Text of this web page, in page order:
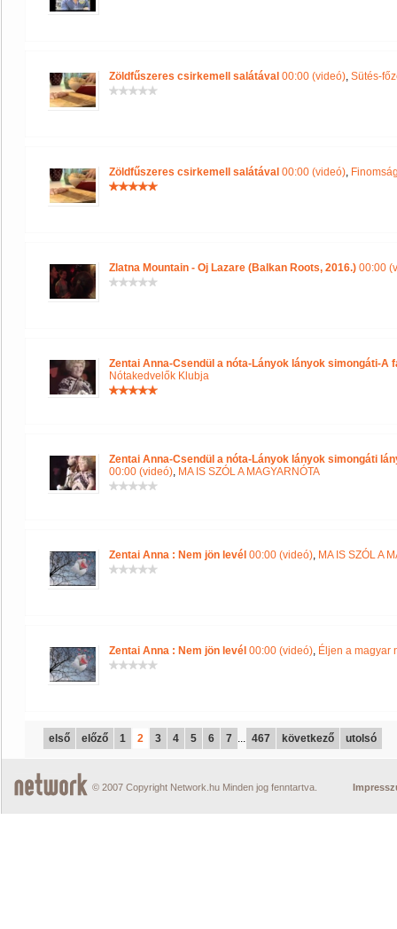
Zöldfűszeres csirkemell salátával 00:00 (videó), Sütés-
Zöldfűszeres csirkemell salátával 00:00 (videó),
Zlatna Mountain - Oj Lazare (Balkan Roots, 2016.) 00:00
Zentai Anna-Csendül a nóta-Lányok lányok simongáti-A
Nótakedvelők Klubja
Zentai Anna-Csendül a nóta-Lányok lányok simongáti
00:00 (videó), MA IS SZÓL A MAGYARNÓTA
Zentai Anna : Nem jön levél 00:00 (videó), MA IS SZÓL A
Zentai Anna : Nem jön levél 00:00 (videó), Éljen a magyar
első előző 1 2 3 4 5 6 7 ... 467 következő utolsó
© 2007 Copyright Network.hu Minden jog fenntartva.